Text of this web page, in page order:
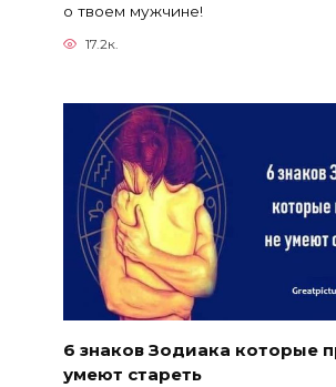
о твоем мужчине!
17.2к.
6 знаков Зодиака которые
умеют стареть